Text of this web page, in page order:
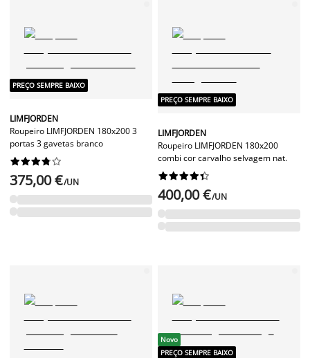
PREÇO SEMPRE BAIXO
LIMFJORDEN
Roupeiro LIMFJORDEN 180x200 3
portas 3 gavetas branco






375,00 €/UN
PREÇO SEMPRE BAIXO
LIMFJORDEN
Roupeiro LIMFJORDEN 180x200
combi cor carvalho selvagem nat.






400,00 €/UN
Novo
PREÇO SEMPRE BAIXO